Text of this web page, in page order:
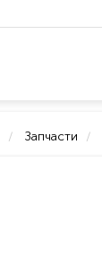
Запчасти